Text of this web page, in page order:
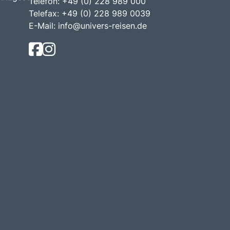
Telefax: +49 (0) 228 989 0039
E-Mail: info@univers-reisen.de